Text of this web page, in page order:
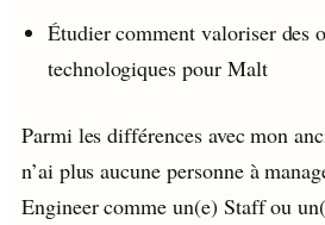
Étudier comment valoriser des
technologiques pour Malt
Parmi les différences avec mon
n’ai plus aucune personne à
Engineer comme un(e) Staff ou